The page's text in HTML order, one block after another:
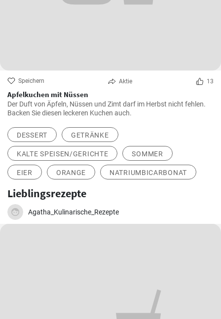
Speichern Aktie 13
Apfelkuchen mit Nüssen
Der Duft von Äpfeln, Nüssen und Zimt darf im Herbst nicht fehlen.
Backen Sie diesen leckeren Kuchen auch.
DESSERT GETRÄNKE
KALTE SPEISEN/GERICHTE SOMMER
EIER ORANGE NATRIUMBICARBONAT
Lieblingsrezepte
Agatha_Kulinarische_Rezepte